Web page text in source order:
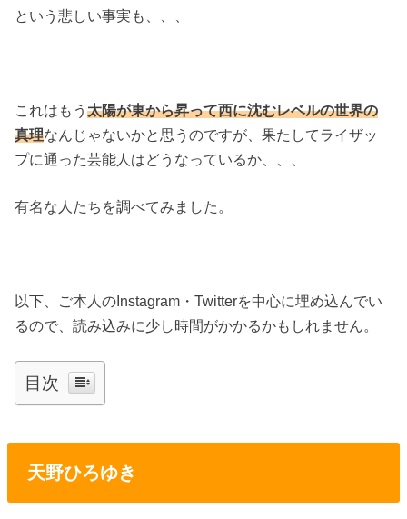
という悲しい事実も、、、
これはもう太陽が東から昇って西に沈むレベルの世界の
真理なんじゃないかと思うのですが、果たしてライザッ
プに通った芸能人はどうなっているか、、、
有名な人たちを調べてみました。
以下、ご本人のInstagram・Twitterを中心に埋め込んでい
るので、読み込みに少し時間がかかるかもしれません。
目次
天野ひろゆき